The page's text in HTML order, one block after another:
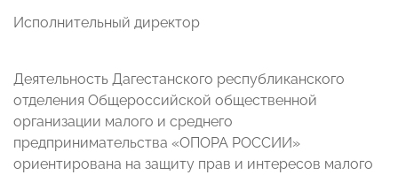
Исполнительный директор
Деятельность Дагестанского республиканского
отделения Общероссийской общественной
организации малого и среднего
предпринимательства «ОПОРА РОССИИ»
ориентирована на защиту прав и интересов малого